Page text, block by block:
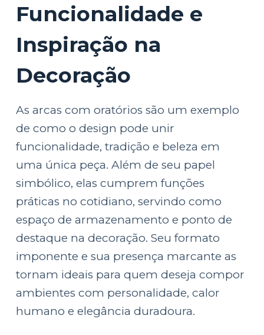
Funcionalidade e
Inspiração na
Decoração
As arcas com oratórios são um exemplo
de como o design pode unir
funcionalidade, tradição e beleza em
uma única peça. Além de seu papel
simbólico, elas cumprem funções
práticas no cotidiano, servindo como
espaço de armazenamento e ponto de
destaque na decoração. Seu formato
imponente e sua presença marcante as
tornam ideais para quem deseja compor
ambientes com personalidade, calor
humano e elegância duradoura.